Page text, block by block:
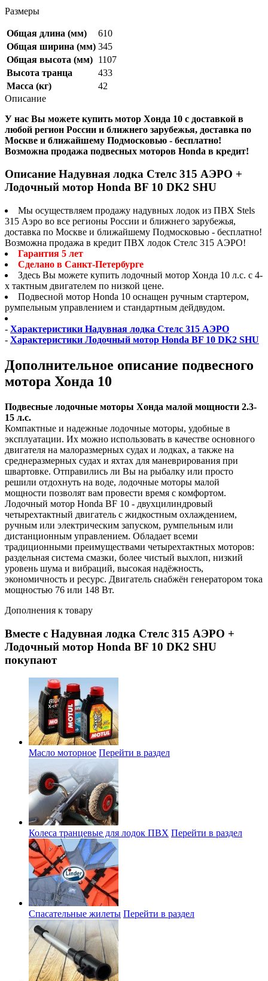
Размеры
Общая длина (мм)
610
Общая ширина (мм) 345
Общая высота (мм) 1107
Высота транца
433
Масса (кг)
42
Описание
У нас Вы можете купить мотор Хонда 10 с доставкой в
любой регион России и ближнего зарубежья, доставка по
Москве и ближайшему Подмосковью - бесплатно!
Возможна продажа подвесных моторов Honda в кредит!
Описание Надувная лодка Стелс 315 АЭРО +
Лодочный мотор Honda BF 10 DK2 SHU
Мы осуществляем продажу надувных лодок из ПВХ Stels
315 Аэро во все регионы России и ближнего зарубежья,
доставка по Москве и ближайшему Подмосковью - бесплатно!
Возможна продажа в кредит ПВХ лодок Стелс 315 АЭРО!
Гарантия 5 лет
Сделано в Санкт-Петербурге
Здесь Вы можете купить лодочный мотор Хонда 10 л.с. с 4-
х тактным двигателем по низкой цене.
Подвесной мотор Honda 10 оснащен ручным стартером,
румпельным управлением и стандартным дейдвудом.
- Характеристики Надувная лодка Стелс 315 АЭРО
- Характеристики Лодочный мотор Honda BF 10 DK2 SHU
Дополнительное описание подвесного
мотора Хонда 10
Подвесные лодочные моторы Хонда малой мощности 2.3-
15 л.с.
Компактные и надежные лодочные моторы, удобные в
эксплуатации. Их можно использовать в качестве основного
двигателя на малоразмерных судах и лодках, а также на
среднеразмерных судах и яхтах для маневрирования при
швартовке. Отправились ли Вы на рыбалку или просто
решили отдохнуть на воде, лодочные моторы малой
мощности позволят вам провести время с комфортом.
Лодочный мотор Honda BF 10 - двухцилиндровый
четырехтактный двигатель с жидкостным охлаждением,
ручным или электрическим запуском, румпельным или
дистанционным управлением. Обладает всеми
традиционными преимуществами четырехтактных моторов:
раздельная система смазки, более чистый выхлоп, низкий
уровень шума и вибраций, высокая надёжность,
экономичность и ресурс. Двигатель снабжён генератором тока
мощностью 76 или 148 Вт.
Дополнения к товару
Вместе с Надувная лодка Стелс 315 АЭРО +
Лодочный мотор Honda BF 10 DK2 SHU
покупают
Масло моторное Перейти в раздел
Колеса транцевые для лодок ПВХ Перейти в раздел
Спасательные жилеты Перейти в раздел